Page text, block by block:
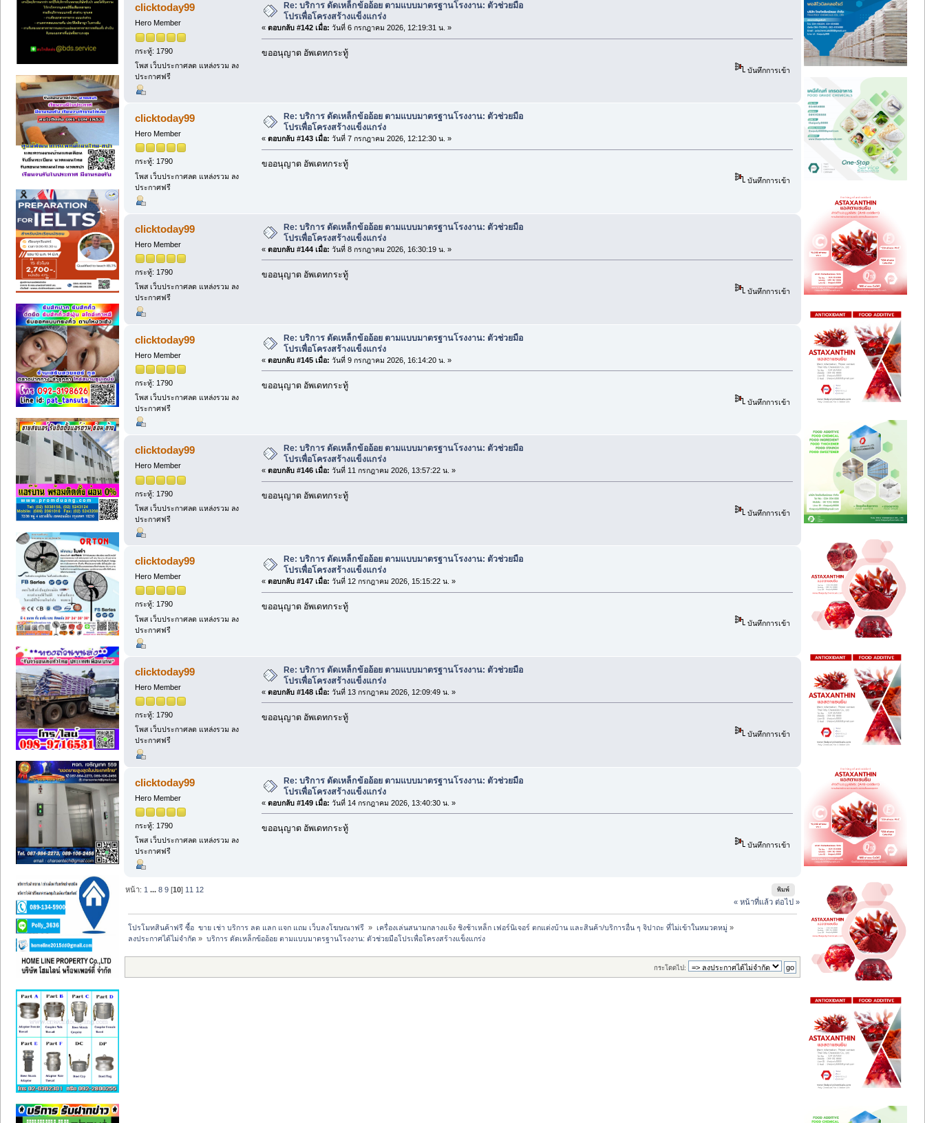
clicktoday99
Hero Member
กระทู้: 1790
โพส เว็บประกาศลด แหล่งรวม ลง
ประกาศฟรี
Re: บริการ ดัดเหล็กข้ออ้อย ตามแบบมาตรฐานโรงงาน: ตัวช่วยมือ
โปรเพื่อโครงสร้างแข็งแกร่ง
« ตอบกลับ #142 เมื่อ: วันที่ 6 กรกฎาคม 2026, 12:19:31 น. »
ขออนุญาต อัพเดทกระทู้
บันทึกการเข้า
clicktoday99
Hero Member
กระทู้: 1790
โพส เว็บประกาศลด แหล่งรวม ลง
ประกาศฟรี
Re: บริการ ดัดเหล็กข้ออ้อย ตามแบบมาตรฐานโรงงาน: ตัวช่วยมือ
โปรเพื่อโครงสร้างแข็งแกร่ง
« ตอบกลับ #143 เมื่อ: วันที่ 7 กรกฎาคม 2026, 12:12:30 น. »
ขออนุญาต อัพเดทกระทู้
บันทึกการเข้า
clicktoday99
Hero Member
กระทู้: 1790
โพส เว็บประกาศลด แหล่งรวม ลง
ประกาศฟรี
Re: บริการ ดัดเหล็กข้ออ้อย ตามแบบมาตรฐานโรงงาน: ตัวช่วยมือ
โปรเพื่อโครงสร้างแข็งแกร่ง
« ตอบกลับ #144 เมื่อ: วันที่ 8 กรกฎาคม 2026, 16:30:19 น. »
ขออนุญาต อัพเดทกระทู้
บันทึกการเข้า
clicktoday99
Hero Member
กระทู้: 1790
โพส เว็บประกาศลด แหล่งรวม ลง
ประกาศฟรี
Re: บริการ ดัดเหล็กข้ออ้อย ตามแบบมาตรฐานโรงงาน: ตัวช่วยมือ
โปรเพื่อโครงสร้างแข็งแกร่ง
« ตอบกลับ #145 เมื่อ: วันที่ 9 กรกฎาคม 2026, 16:14:20 น. »
ขออนุญาต อัพเดทกระทู้
บันทึกการเข้า
clicktoday99
Hero Member
กระทู้: 1790
โพส เว็บประกาศลด แหล่งรวม ลง
ประกาศฟรี
Re: บริการ ดัดเหล็กข้ออ้อย ตามแบบมาตรฐานโรงงาน: ตัวช่วยมือ
โปรเพื่อโครงสร้างแข็งแกร่ง
« ตอบกลับ #146 เมื่อ: วันที่ 11 กรกฎาคม 2026, 13:57:22 น. »
ขออนุญาต อัพเดทกระทู้
บันทึกการเข้า
clicktoday99
Hero Member
กระทู้: 1790
โพส เว็บประกาศลด แหล่งรวม ลง
ประกาศฟรี
Re: บริการ ดัดเหล็กข้ออ้อย ตามแบบมาตรฐานโรงงาน: ตัวช่วยมือ
โปรเพื่อโครงสร้างแข็งแกร่ง
« ตอบกลับ #147 เมื่อ: วันที่ 12 กรกฎาคม 2026, 15:15:22 น. »
ขออนุญาต อัพเดทกระทู้
บันทึกการเข้า
clicktoday99
Hero Member
กระทู้: 1790
โพส เว็บประกาศลด แหล่งรวม ลง
ประกาศฟรี
Re: บริการ ดัดเหล็กข้ออ้อย ตามแบบมาตรฐานโรงงาน: ตัวช่วยมือ
โปรเพื่อโครงสร้างแข็งแกร่ง
« ตอบกลับ #148 เมื่อ: วันที่ 13 กรกฎาคม 2026, 12:09:49 น. »
ขออนุญาต อัพเดทกระทู้
บันทึกการเข้า
clicktoday99
Hero Member
กระทู้: 1790
โพส เว็บประกาศลด แหล่งรวม ลง
ประกาศฟรี
Re: บริการ ดัดเหล็กข้ออ้อย ตามแบบมาตรฐานโรงงาน: ตัวช่วยมือ
โปรเพื่อโครงสร้างแข็งแกร่ง
« ตอบกลับ #149 เมื่อ: วันที่ 14 กรกฎาคม 2026, 13:40:30 น. »
ขออนุญาต อัพเดทกระทู้
บันทึกการเข้า
พิมพ์
หน้า: 1 ...8 9 [10] 11 12
« หน้าที่แล้ว ต่อไป »
โปรโมทสินค้าฟรี ซื้อ  ขาย เช่า บริการ ลด แลก แจก แถม เว็บลงโฆษณาฟรี » เครื่องเล่นสนามกลางแจ้ง ชิงช้าเหล็ก เฟอร์นิเจอร์ ตกแต่งบ้าน และสินค้า/บริการอื่น ๆ จิปาถะ ที่ไม่เข้าในหมวดหมู่»
ลงประกาศได้ไม่จำกัด » บริการ ดัดเหล็กข้ออ้อย ตามแบบมาตรฐานโรงงาน: ตัวช่วยมือโปรเพื่อโครงสร้างแข็งแกร่ง
กระโดดไป: